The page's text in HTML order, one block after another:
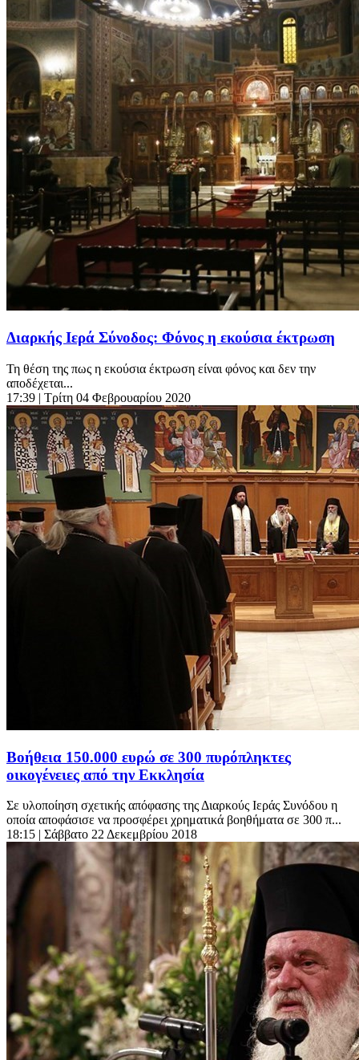
Διαρκής Ιερά Σύνοδος: Φόνος η εκούσια έκτρωση
Τη θέση της πως η εκούσια έκτρωση είναι φόνος και δεν την
αποδέχεται...
17:39 | Τρίτη 04 Φεβρουαρίου 2020
Βοήθεια 150.000 ευρώ σε 300 πυρόπληκτες
οικογένειες από την Εκκλησία
Σε υλοποίηση σχετικής απόφασης της Διαρκούς Ιεράς Συνόδου η
οποία αποφάσισε να προσφέρει χρηματικά βοηθήματα σε 300 π...
18:15 | Σάββατο 22 Δεκεμβρίου 2018